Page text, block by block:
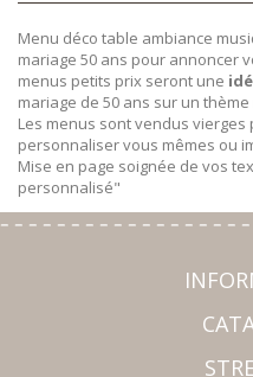
Menu déco table ambiance
mariage 50 ans pour annoncer
menus petits prix seront une
mariage de 50 ans sur un
Les menus sont vendus
personnaliser vous mêmes ou
Mise en page soignée de vos
personnalisé"